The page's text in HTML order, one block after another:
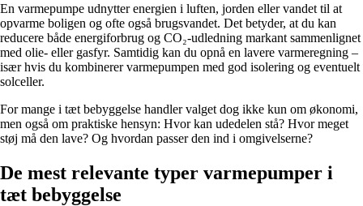
En varmepumpe udnytter energien i luften, jorden eller vandet til at
opvarme boligen og ofte også brugsvandet. Det betyder, at du kan
reducere både energiforbrug og CO₂-udledning markant sammenlignet
med olie- eller gasfyr. Samtidig kan du opnå en lavere varmeregning –
især hvis du kombinerer varmepumpen med god isolering og eventuelt
solceller.
For mange i tæt bebyggelse handler valget dog ikke kun om økonomi,
men også om praktiske hensyn: Hvor kan udedelen stå? Hvor meget
støj må den lave? Og hvordan passer den ind i omgivelserne?
De mest relevante typer varmepumper i
tæt bebyggelse